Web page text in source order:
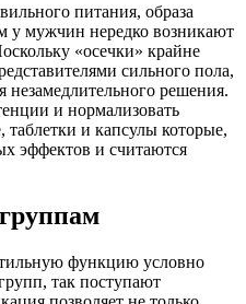
питания, образа
у мужчин нередко возникают
«осечки» крайне
сильного пола,
незамедлительного решения.
и нормализовать
и капсулы которые,
эффектов и считаются
функцию условно
так поступают